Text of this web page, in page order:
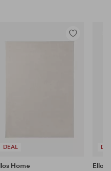
DEAL
Legg
Home
Ellos